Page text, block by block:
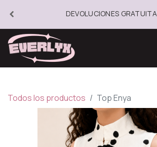
DEVOLUCIONES
Todos los productos Top Enya